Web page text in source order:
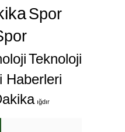
Spor
Teknoloji
Haberleri
ığdır